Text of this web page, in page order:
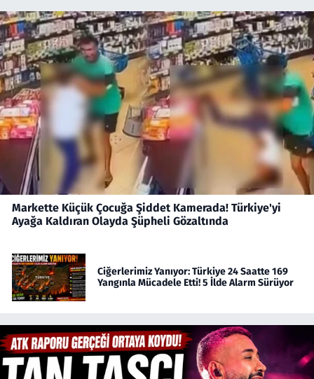
Markette Küçük Çocuğa Şiddet Kamerada! Türkiye'yi
Ayağa Kaldıran Olayda Şüpheli Gözaltında
Ciğerlerimiz Yanıyor: Türkiye 24 Saatte 169
Yangınla Mücadele Etti! 5 İlde Alarm Sürüyor